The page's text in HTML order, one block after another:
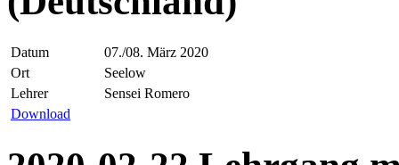
Datum
07./08. März 2020
Ort
Seelow
Lehrer
Sensei Romero
Download